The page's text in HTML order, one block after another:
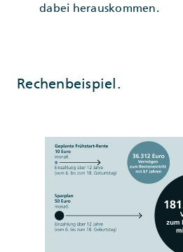
dabei herauskommen.
Rechenbeispiel.